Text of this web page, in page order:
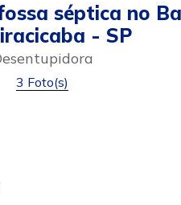
séptica no
- SP
3 Foto(s)